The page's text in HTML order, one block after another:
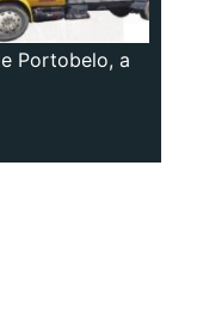
Portobelo, a